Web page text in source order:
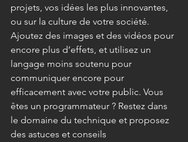
projets, vos idées les plus innovantes,
ou sur la culture de votre société.
Ajoutez des images et des vidéos pour
encore plus d’effets, et utilisez un
langage moins soutenu pour
communiquer encore pour
efficacement avec votre public. Vous
êtes un programmateur ? Restez dans
le domaine du technique et proposez
des astuces et conseils